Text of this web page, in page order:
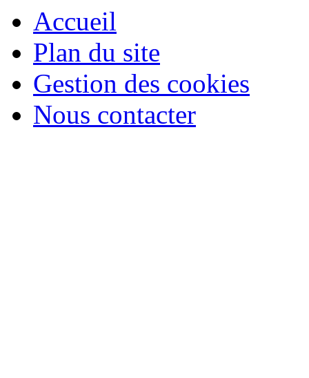
Accueil
Plan du site
Gestion des cookies
Nous contacter